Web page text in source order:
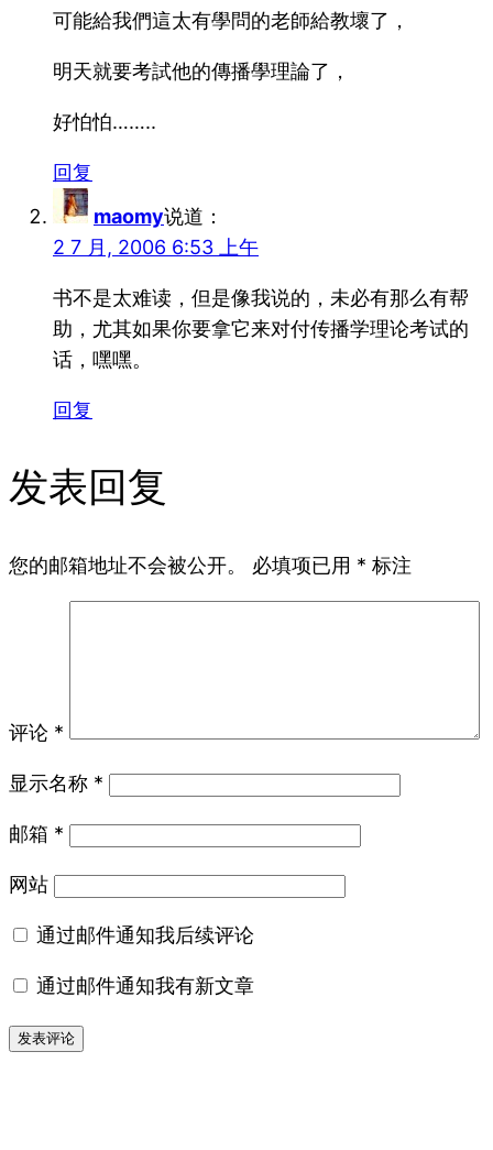
可能給我們這太有學問的老師給教壞了，
明天就要考試他的傳播學理論了，
好怕怕……..
回复
maomy说道：
2 7 月, 2006 6:53 上午
书不是太难读，但是像我说的，未必有那么有帮
助，尤其如果你要拿它来对付传播学理论考试的
话，嘿嘿。
回复
发表回复
您的邮箱地址不会被公开。 必填项已用 * 标注
评论 *
显示名称 *
邮箱 *
网站
通过邮件通知我后续评论
通过邮件通知我有新文章